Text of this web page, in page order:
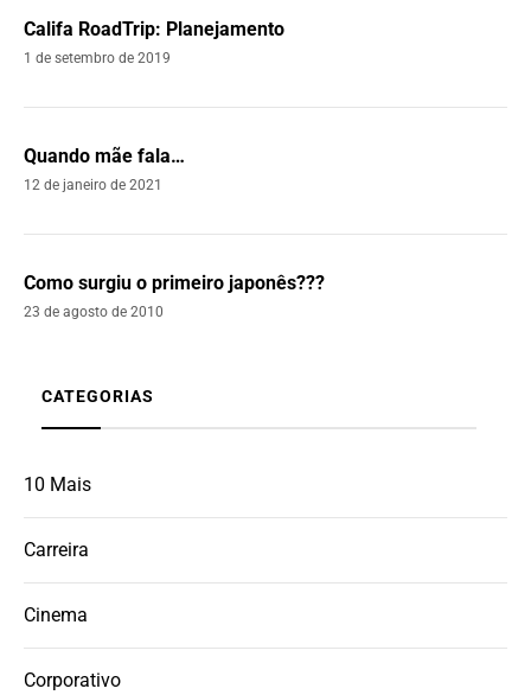
Califa RoadTrip: Planejamento
1 de setembro de 2019
Quando mãe fala…
12 de janeiro de 2021
Como surgiu o primeiro japonês???
23 de agosto de 2010
CATEGORIAS
10 Mais
Carreira
Cinema
Corporativo